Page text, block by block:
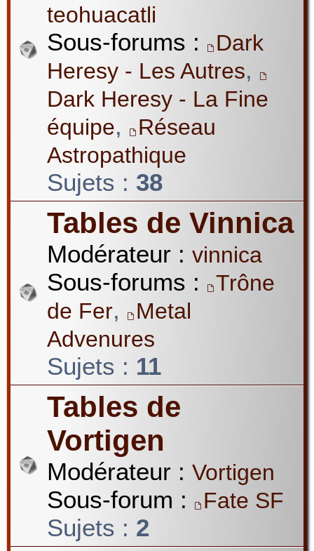
teohuacatli
Sous-forums :
Dark
Heresy - Les Autres,
Dark Heresy - La Fine
équipe,
Réseau
Astropathique
Sujets : 38
Tables de Vinnica
Modérateur : vinnica
Sous-forums :
Trône
de Fer,
Metal
Advenures
Sujets : 11
Tables de
Vortigen
Modérateur : Vortigen
Sous-forum : Fate SF
Sujets : 2